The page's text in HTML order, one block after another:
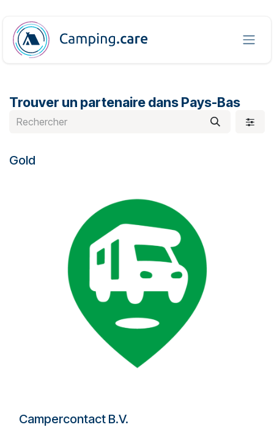
Trouver un partenairedans Pays-Bas
Gold
Campercontact B.V.